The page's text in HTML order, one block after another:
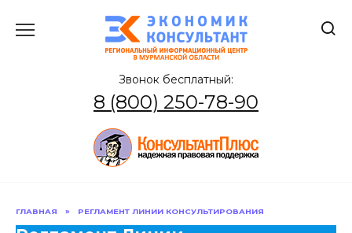
содержанию
Звонок бесплатный:
8 (800) 250-78-90
ГЛАВНАЯ » РЕГЛАМЕНТ ЛИНИИ КОНСУЛЬТИРОВАНИЯ